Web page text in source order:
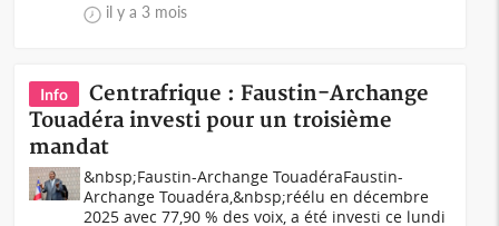
il y a 3 mois
Info
Centrafrique : Faustin-Archange
Touadéra investi pour un troisième
mandat
&nbsp;Faustin-Archange TouadéraFaustin-
Archange Touadéra,&nbsp;réélu en décembre
2025 avec 77,90 % des voix, a été investi ce lundi